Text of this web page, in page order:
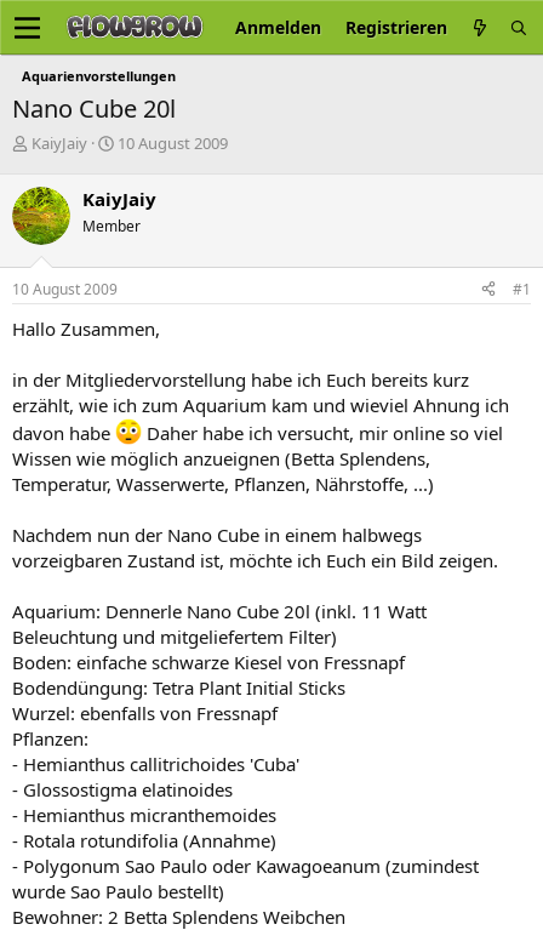
Anmelden Registrieren
Aquarienvorstellungen
Nano Cube 20l
E
s
t
e
l
l
e
KaiyJaiy
E
t
e
l
m
10 August 2009
KaiyJaiy
Member
10 August 2009 #1
Hallo Zusammen,
in der Mitgliedervorstellung habe ich Euch bereits kurz
erzählt, wie ich zum Aquarium kam und wieviel Ahnung ich
davon habe
Daher habe ich versucht, mir online so viel
Wissen wie möglich anzueignen (Betta Splendens,
Temperatur, Wasserwerte, Pflanzen, Nährstoffe, ...)
Nachdem nun der Nano Cube in einem halbwegs
vorzeigbaren Zustand ist, möchte ich Euch ein Bild zeigen.
Aquarium: Dennerle Nano Cube 20l (inkl. 11 Watt
Beleuchtung und mitgeliefertem Filter)
Boden: einfache schwarze Kiesel von Fressnapf
Bodendüngung: Tetra Plant Initial Sticks
Wurzel: ebenfalls von Fressnapf
Pflanzen:
- Hemianthus callitrichoides 'Cuba'
- Glossostigma elatinoides
- Hemianthus micranthemoides
- Rotala rotundifolia (Annahme)
- Polygonum Sao Paulo oder Kawagoeanum (zumindest
wurde Sao Paulo bestellt)
Bewohner: 2 Betta Splendens Weibchen